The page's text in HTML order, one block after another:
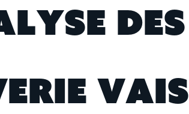
LYSE DES
ERIE VAIS